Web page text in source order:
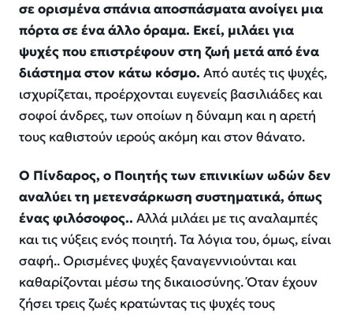
σε ορισμένα σπάνια αποσπάσματα ανοίγει μια
πόρτα σε ένα άλλο όραμα. Εκεί, μιλάει για
ψυχές που επιστρέφουν στη ζωή μετά από ένα
διάστημα στον κάτω κόσμο. Από αυτές τις ψυχές,
ισχυρίζεται, προέρχονται ευγενείς βασιλιάδες και
σοφοί άνδρες, των οποίων η δύναμη και η αρετή
τους καθιστούν ιερούς ακόμη και στον θάνατο.
Ο Πίνδαρος, ο Ποιητής των επινικίων ωδών δεν
αναλύει τη μετενσάρκωση συστηματικά, όπως
ένας φιλόσοφος.. Αλλά μιλάει με τις αναλαμπές
και τις νύξεις ενός ποιητή. Τα λόγια του, όμως, είναι
σαφή.. Ορισμένες ψυχές ξαναγεννιούνται και
καθαρίζονται μέσω της δικαιοσύνης. Όταν έχουν
ζήσει τρεις ζωές κρατώντας τις ψυχές τους